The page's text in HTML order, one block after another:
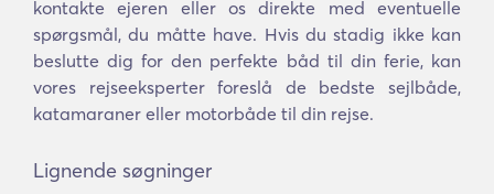
kontakte ejeren eller os direkte med eventuelle
spørgsmål, du måtte have. Hvis du stadig ikke kan
beslutte dig for den perfekte båd til din ferie, kan
vores rejseeksperter foreslå de bedste sejlbåde,
katamaraner eller motorbåde til din rejse.
Lignende søgninger